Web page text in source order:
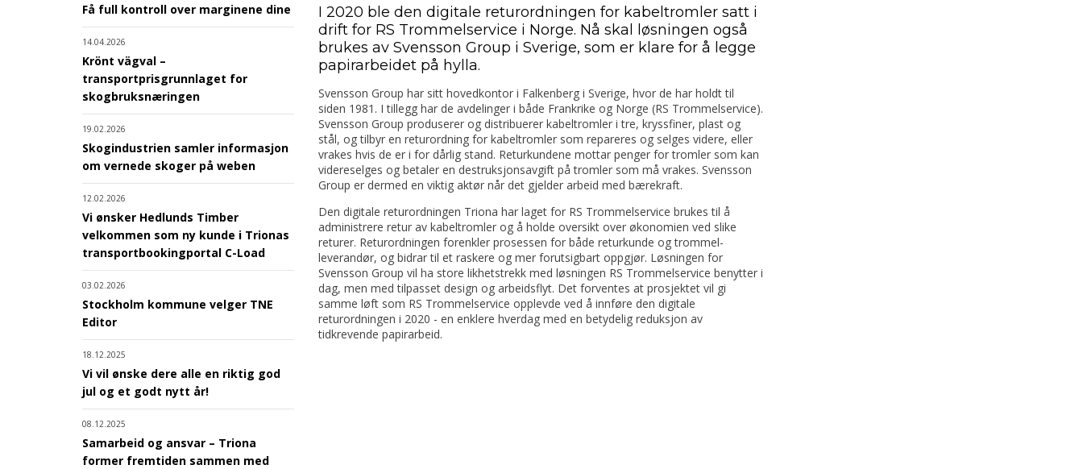
Få full kontroll over marginene dine
14.04.2026
Krönt vägval –
transportprisgrunnlaget for
skogbruksnæringen
19.02.2026
Skogindustrien samler informasjon
om vernede skoger på weben
12.02.2026
Vi ønsker Hedlunds Timber
velkommen som ny kunde i Trionas
transportbookingportal C-Load
03.02.2026
Stockholm kommune velger TNE
Editor
18.12.2025
Vi vil ønske dere alle en riktig god
jul og et godt nytt år!
08.12.2025
Samarbeid og ansvar – Triona
former fremtiden sammen med
I 2020 ble den digitale returordningen for kabeltromler satt i
drift for RS Trommelservice i Norge. Nå skal løsningen også
brukes av Svensson Group i Sverige, som er klare for å legge
papirarbeidet på hylla.
Svensson Group har sitt hovedkontor i Falkenberg i Sverige, hvor de har holdt til
siden 1981. I tillegg har de avdelinger i både Frankrike og Norge (RS Trommelservice).
Svensson Group produserer og distribuerer kabeltromler i tre, kryssfiner, plast og
stål, og tilbyr en returordning for kabeltromler som repareres og selges videre, eller
vrakes hvis de er i for dårlig stand. Returkundene mottar penger for tromler som kan
videreselges og betaler en destruksjonsavgift på tromler som må vrakes. Svensson
Group er dermed en viktig aktør når det gjelder arbeid med bærekraft.
Den digitale returordningen Triona har laget for RS Trommelservice brukes til å
administrere retur av kabeltromler og å holde oversikt over økonomien ved slike
returer. Returordningen forenkler prosessen for både returkunde og trommel-
leverandør, og bidrar til et raskere og mer forutsigbart oppgjør. Løsningen for
Svensson Group vil ha store likhetstrekk med løsningen RS Trommelservice benytter i
dag, men med tilpasset design og arbeidsflyt. Det forventes at prosjektet vil gi
samme løft som RS Trommelservice opplevde ved å innføre den digitale
returordningen i 2020 - en enklere hverdag med en betydelig reduksjon av
tidkrevende papirarbeid.